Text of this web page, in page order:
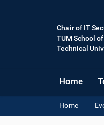
Chair of IT
TUM School
Technical
Home
Y
o
Home